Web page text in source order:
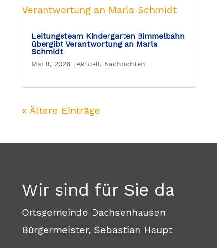
Leitungsteam Kindergarten Bimmelbahn
übergibt Verantwortung an Marla
Schmidt
Mai 8, 2026 | Aktuell, Nachrichten
« Ältere Einträge
Wir sind für Sie da
Ortsgemeinde Dachsenhausen
Bürgermeister, Sebastian Haupt